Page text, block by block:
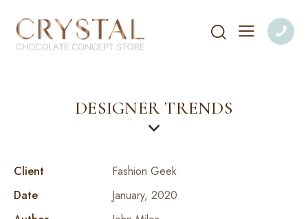
DESIGNER TRENDS
Client
Fashion Geek
Date
January, 2020